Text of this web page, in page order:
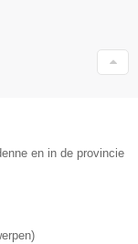
en in de provincie
)